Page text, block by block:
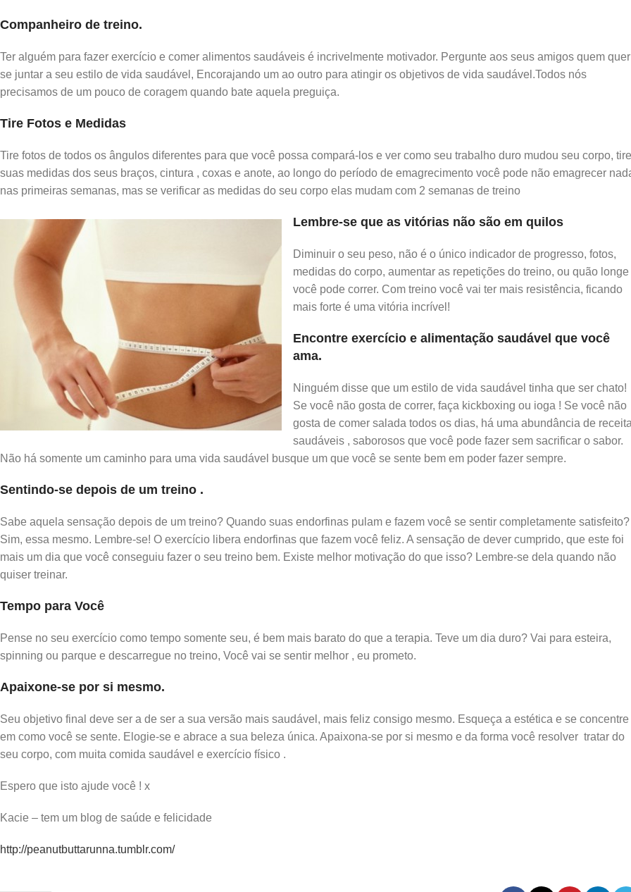
Companheiro de treino.
Ter alguém para fazer exercício e comer alimentos saudáveis é incrivelmente motivador. Pergunte aos seus amigos quem quer
se juntar a seu estilo de vida saudável, Encorajando um ao outro para atingir os objetivos de vida saudável.Todos nós
precisamos de um pouco de coragem quando bate aquela preguiça.
Tire Fotos e Medidas
Tire fotos de todos os ângulos diferentes para que você possa compará-los e ver como seu trabalho duro mudou seu corpo, tire
suas medidas dos seus braços, cintura , coxas e anote, ao longo do período de emagrecimento você pode não emagrecer
nas primeiras semanas, mas se verificar as medidas do seu corpo elas mudam com 2 semanas de treino
Lembre-se que as vitórias não são em quilos
Diminuir o seu peso, não é o único indicador de progresso, fotos,
medidas do corpo, aumentar as repetições do treino, ou quão longe
você pode correr. Com treino você vai ter mais resistência, ficando
mais forte é uma vitória incrível!
Encontre exercício e alimentação saudável que você
ama.
Ninguém disse que um estilo de vida saudável tinha que ser chato!
Se você não gosta de correr, faça kickboxing ou ioga ! Se você não
gosta de comer salada todos os dias, há uma abundância de
saudáveis ​​, saborosos que você pode fazer sem sacrificar o sabor.
Não há somente um caminho para uma vida saudável busque um que você se sente bem em poder fazer sempre.
Sentindo-se depois de um treino .
Sabe aquela sensação depois de um treino? Quando suas endorfinas pulam e fazem você se sentir completamente satisfeito?
Sim, essa mesmo. Lembre-se! O exercício libera endorfinas que fazem você feliz. A sensação de dever cumprido, que este foi
mais um dia que você conseguiu fazer o seu treino bem. Existe melhor motivação do que isso? Lembre-se dela quando não
quiser treinar.
Tempo para Você
Pense no seu exercício como tempo somente seu, é bem mais barato do que a terapia. Teve um dia duro? Vai para esteira,
spinning ou parque e descarregue no treino, Você vai se sentir melhor , eu prometo.
Apaixone-se por si mesmo.
Seu objetivo final deve ser a de ser a sua versão mais saudável, mais feliz consigo mesmo. Esqueça a estética e se concentre
em como você se sente. Elogie-se e abrace a sua beleza única. Apaixona-se por si mesmo e da forma você resolver tratar do
seu corpo, com muita comida saudável e exercício físico .
Espero que isto ajude você ! x
Kacie – tem um blog de saúde e felicidade
http://peanutbuttarunna.tumblr.com/